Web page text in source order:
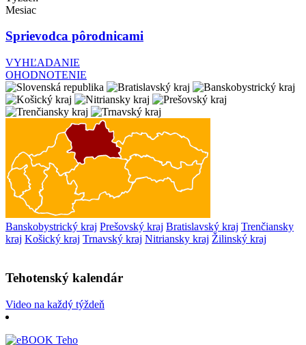
Mesiac
Sprievodca pôrodnicami
VYHĽADANIE
OHODNOTENIE
Banskobystrický kraj Prešovský kraj Bratislavský kraj Trenčiansky
kraj Košický kraj Trnavský kraj Nitriansky kraj Žilinský kraj
Tehotenský kalendár
Video na každý týždeň